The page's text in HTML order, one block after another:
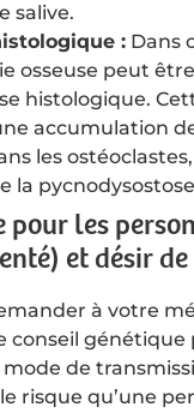
salive.
:Dans
osseuse peut
histologique.
accumulation
les
la
pour les
et désir de
à votre
conseil génétique
de
risque qu’une